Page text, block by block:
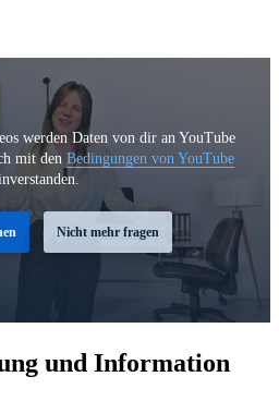
werden Daten von dir an YouTube
mit den Bedingungen von YouTube
Nicht mehr fragen
und Information